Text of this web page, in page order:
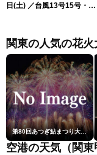
日(土) ／台風13号15号・ゲ
ニュースLiVEイブニング・
小川千奈／芳野達郎〉
関東の人気の花火
第80回あつぎ鮎まつり大花火大会
空港の天気（関東